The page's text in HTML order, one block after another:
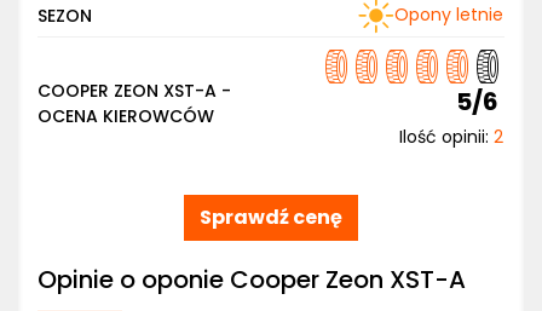
SEZON
Opony letnie
COOPER ZEON XST-A -
OCENA KIEROWCÓW
5/6
Ilość opinii: 2
Sprawdź cenę
Opinie o oponie Cooper Zeon XST-A